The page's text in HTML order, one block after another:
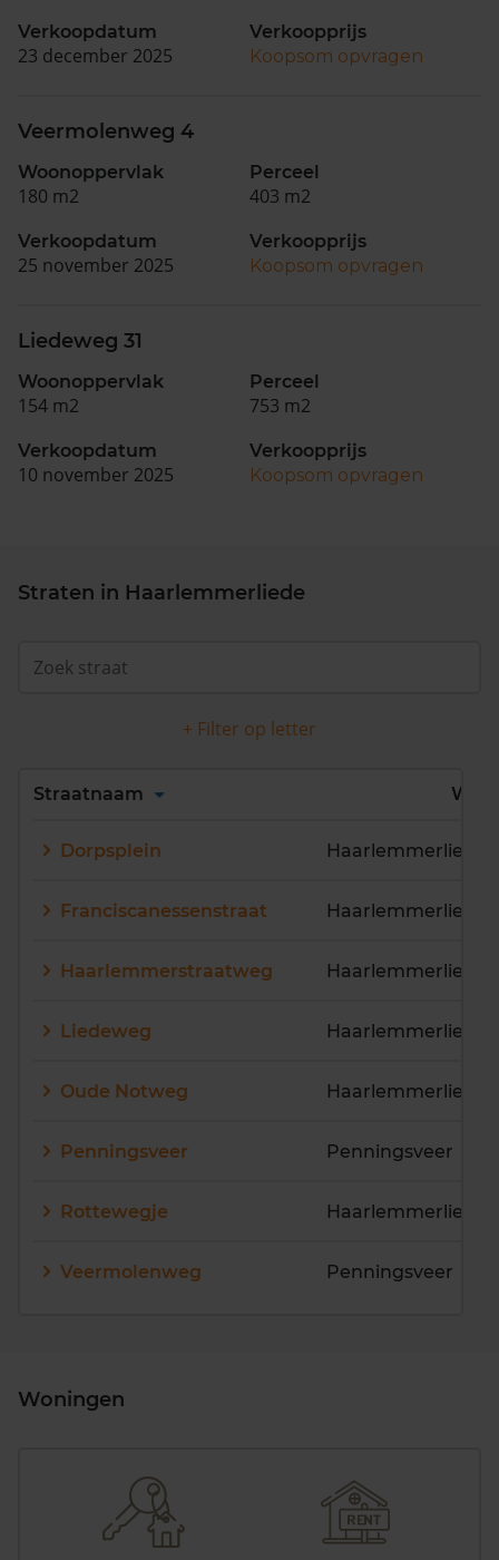
Verkoopdatum
23 december 2025
Verkoopprijs
Koopsom opvragen
Veermolenweg 4
Woonoppervlak
180 m2
Perceel
403 m2
Verkoopdatum
25 november 2025
Verkoopprijs
Koopsom opvragen
Liedeweg 31
Woonoppervlak
154 m2
Perceel
753 m2
Verkoopdatum
10 november 2025
Verkoopprijs
Koopsom opvragen
Straten in Haarlemmerliede
+ Filter op letter
Alles
Q
R S U
V
Straatnaam Wijk
Dorpsplein Haarlemmerliede
Franciscanessenstraat Haarlemmerliede
Haarlemmerstraatweg Haarlemmerliede
Liedeweg Haarlemmerliede
Oude Notweg Haarlemmerliede
Penningsveer Penningsveer
Rottewegje Haarlemmerliede
Veermolenweg Penningsveer
Woningen